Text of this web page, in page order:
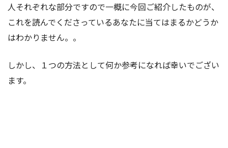
人それぞれな部分ですので一概に今回ご紹介したものが、
これを読んでくださっているあなたに当てはまるかどうか
はわかりません。。
しかし、１つの方法として何か参考になれば幸いでござい
ます。